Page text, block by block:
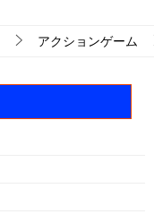
アクションゲーム